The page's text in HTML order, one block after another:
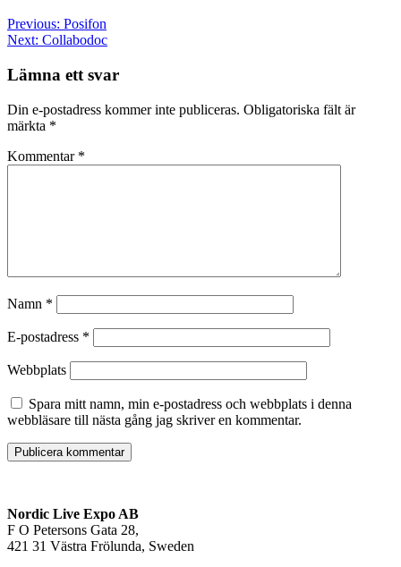
Previous: Posifon
Next: Collabodoc
Lämna ett svar
Din e-postadress kommer inte publiceras. Obligatoriska fält är
märkta *
Kommentar *
Namn *
E-postadress *
Webbplats
Spara mitt namn, min e-postadress och webbplats i denna
webbläsare till nästa gång jag skriver en kommentar.
Nordic Live Expo AB
F O Petersons Gata 28,
421 31 Västra Frölunda, Sweden